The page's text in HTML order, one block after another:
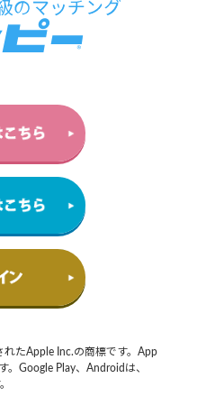
たApple Inc.の商標です。App
。Google Play、Androidは、